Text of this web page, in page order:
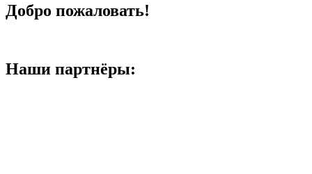
Добро пожаловать!
Наши партнёры: